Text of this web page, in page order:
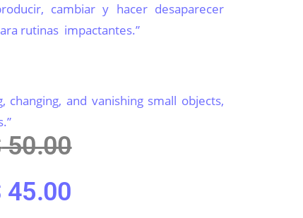
cambiar y hacer desaparecer
rutinas impactantes.”
changing, and vanishing small objects,
50.00
45.00